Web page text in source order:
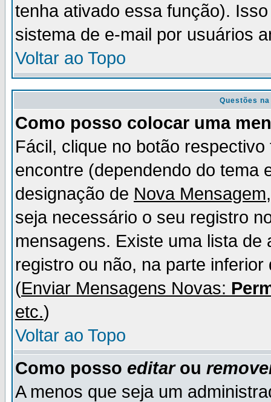
tenha ativado essa função).
sistema de e-mail por usuários
Voltar ao Topo
Questões
Como posso colocar uma
Fácil, clique no botão
encontre (dependendo do tema
designação de Nova Mensagem
seja necessário o seu registro
mensagens. Existe uma lista
registro ou não, na parte
(Enviar Mensagens Novas:
etc.)
Voltar ao Topo
Como posso editarou
A menos que seja um